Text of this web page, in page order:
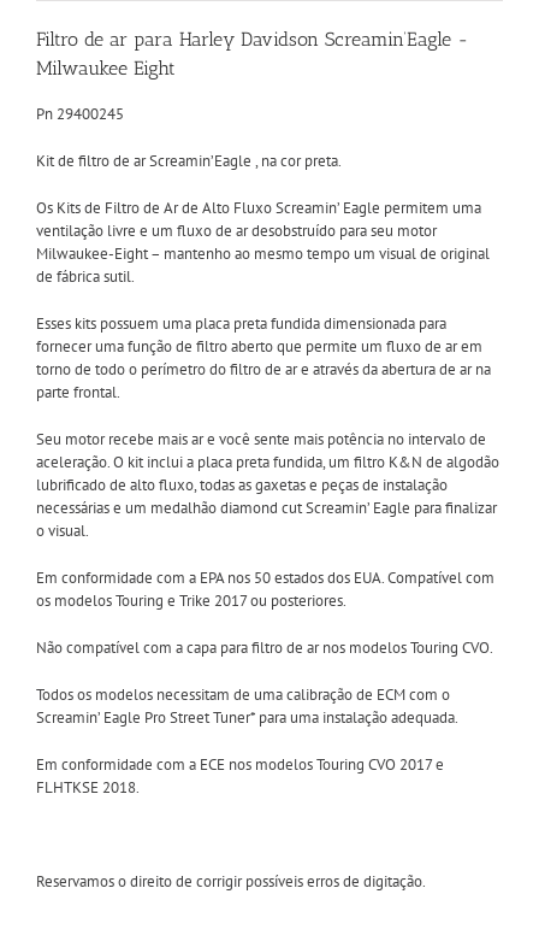
Filtro de ar para Harley Davidson Screamin’Eagle -
Milwaukee Eight
Pn 29400245
Kit de filtro de ar Screamin’Eagle , na cor preta.
Os Kits de Filtro de Ar de Alto Fluxo Screamin’ Eagle permitem uma
ventilação livre e um fluxo de ar desobstruído para seu motor
Milwaukee-Eight – mantenho ao mesmo tempo um visual de original
de fábrica sutil.
Esses kits possuem uma placa preta fundida dimensionada para
fornecer uma função de filtro aberto que permite um fluxo de ar em
torno de todo o perímetro do filtro de ar e através da abertura de ar na
parte frontal.
Seu motor recebe mais ar e você sente mais potência no intervalo de
aceleração. O kit inclui a placa preta fundida, um filtro K&N de algodão
lubrificado de alto fluxo, todas as gaxetas e peças de instalação
necessárias e um medalhão diamond cut Screamin’ Eagle para finalizar
o visual.
Em conformidade com a EPA nos 50 estados dos EUA. Compatível com
os modelos Touring e Trike 2017 ou posteriores.
Não compatível com a capa para filtro de ar nos modelos Touring CVO.
Todos os modelos necessitam de uma calibração de ECM com o
Screamin’ Eagle Pro Street Tuner* para uma instalação adequada.
Em conformidade com a ECE nos modelos Touring CVO 2017 e
FLHTKSE 2018.
Reservamos o direito de corrigir possíveis erros de digitação.